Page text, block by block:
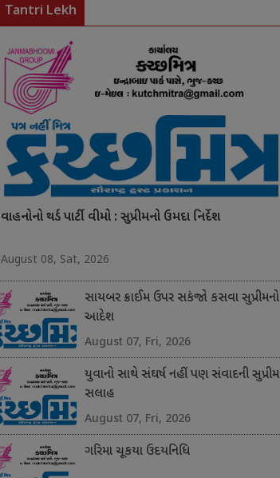
Tantri Lekh
વાહનોનો થર્ડ પાર્ટી વીમો : સુપ્રીમનો ઉમદા નિર્દેશ
August 08, Sat, 2026
સાયબર ક્રાઈમ ઉપર સકંજો કસવા સુપ્રીમનો
આદેશ
August 07, Fri, 2026
યુવાનો સાથે સંઘર્ષ નહીં પણ સંવાદની સુપ્રીમ
સલાહ
August 07, Fri, 2026
ગરિમા ચૂકયા ઉદયનિધિ